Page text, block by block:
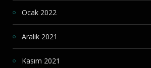
Ocak 2022
Aralık 2021
Kasım 2021